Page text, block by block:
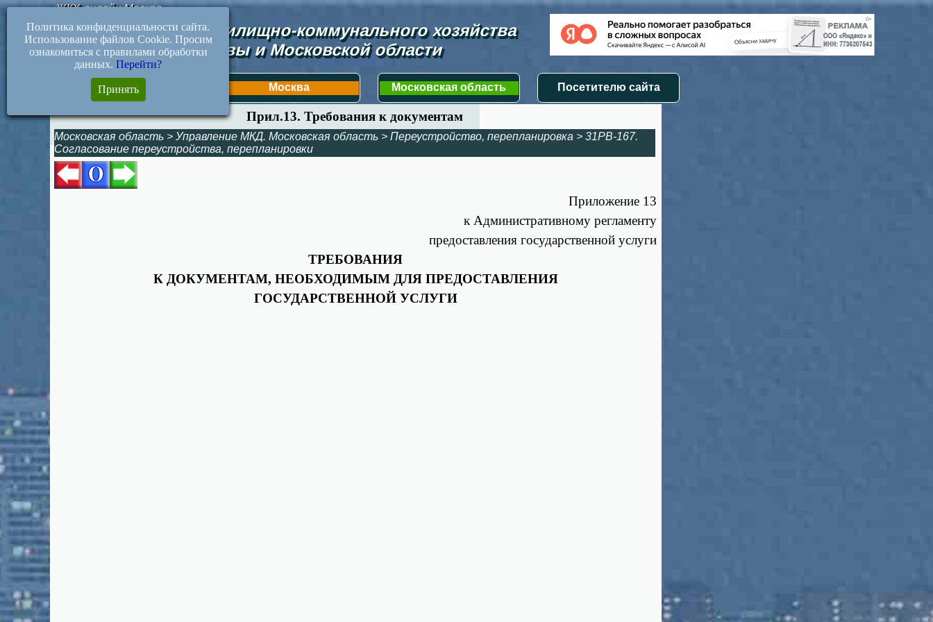
Первая Москва Московская область Посетителю сайта
Документы жилищно-коммунального хозяйства
Москвы и Московской области
ЖКХ-онлайн.Москва
Прил.13. Требования к документам
Московская область >Управление МКД. Московская область >Переустройство, перепланировка >31РВ-167.
Согласование переустройства, перепланировки
Приложение 13
к Административному регламенту
предоставления государственной услуги
ТРЕБОВАНИЯ
К ДОКУМЕНТАМ, НЕОБХОДИМЫМ ДЛЯ ПРЕДОСТАВЛЕНИЯ
ГОСУДАРСТВЕННОЙ УСЛУГИ
Политика конфиденциальности сайта.
Использование файлов Cookie. Просим
ознакомиться с правилами обработки
данных. Перейти?
Принять